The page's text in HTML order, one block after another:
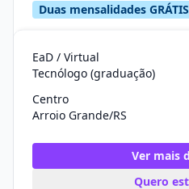
Duas mensalidades GRÁTIS
EaD / Virtual
Tecnólogo (graduação)
Centro
Arroio Grande/RS
Ver mais
Quero